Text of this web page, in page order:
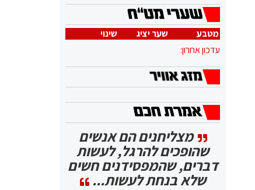
מטבע שער יציג
שינוי
עדכון אחרון:
מצליחנים הם אנשים
שהופכים להרגל, לעשות
דברים, שהמפסידנים חשים
שלא בנחת לעשות...